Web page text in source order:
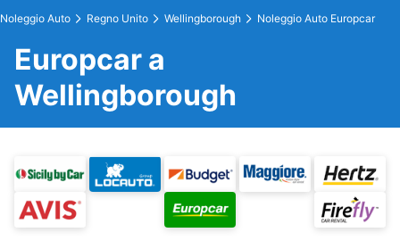
Noleggio Auto Regno Unito Wellingborough Noleggio Auto Europcar
Europcar a
Wellingborough